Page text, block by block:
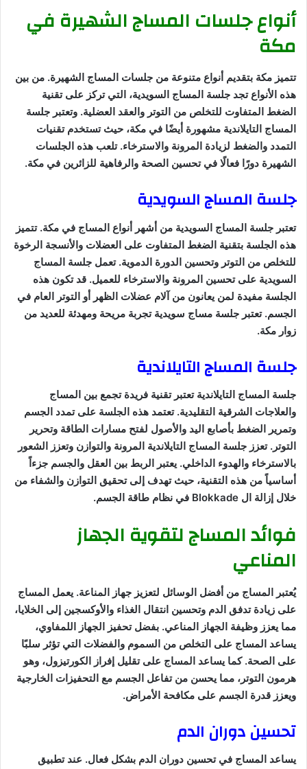
أنواع جلسات المساج الشهيرة في
مكة
تتميز مكة بتقديم أنواع متنوعة من جلسات المساج الشهيرة. من بين
هذه الأنواع تجد جلسة المساج السويدية، التي تركز على تقنية
الضغط المتفاوت للتخلص من التوتر والعقد العضلية. وتعتبر جلسة
المساج التايلاندية مشهورة أيضًا في مكة، حيث تستخدم تقنيات
التمدد والضغط لزيادة المرونة والاسترخاء. تلعب هذه الجلسات
الشهيرة دورًا فعالًا في تحسين الصحة والرفاهية للزائرين في مكة.
جلسة المساج السويدية
تعتبر جلسة المساج السويدية من أشهر أنواع المساج في مكة. تتميز
هذه الجلسة بتقنية الضغط المتفاوت على العضلات والأنسجة الرخوة
للتخلص من التوتر وتحسين الدورة الدموية. تعمل جلسة المساج
السويدية على تحسين المرونة والاسترخاء للعميل. قد تكون هذه
الجلسة مفيدة لمن يعانون من آلام عضلات الظهر أو التوتر العام في
الجسم. تعتبر جلسة مساج سويدية تجربة مريحة ومهدئة للعديد من
زوار مكة.
جلسة المساج التايلاندية
جلسة المساج التايلاندية تعتبر تقنية فريدة تجمع بين المساج
والعلاجات الشرقية التقليدية. تعتمد هذه الجلسة على تمدد الجسم
وتمرير الضغط بأصابع اليد والأصول لفتح مسارات الطاقة وتحرير
التوتر. تعزز جلسة المساج التايلاندية المرونة والتوازن وتعزز الشعور
بالاسترخاء والهدوء الداخلي. يعتبر الربط بين العقل والجسم جزءاً
أساسياً من هذه التقنية، حيث تهدف إلى تحقيق التوازن والشفاء من
خلال إزالة ال Blokkade في نظام طاقة الجسم.
فوائد المساج لتقوية الجهاز
المناعي
يُعتبر المساج من أفضل الوسائل لتعزيز جهاز المناعة. يعمل المساج
على زيادة تدفق الدم وتحسين انتقال الغذاء والأوكسجين إلى الخلايا،
مما يعزز وظيفة الجهاز المناعي. بفضل تحفيز الجهاز اللمفاوي،
يساعد المساج على التخلص من السموم والفضلات التي تؤثر سلبًا
على الصحة. كما يساعد المساج على تقليل إفراز الكورتيزول، وهو
هرمون التوتر، مما يحسن من تفاعل الجسم مع التحفيزات الخارجية
ويعزز قدرة الجسم على مكافحة الأمراض.
تحسين دوران الدم
يساعد المساج في تحسين دوران الدم بشكل فعال. عند تطبيق